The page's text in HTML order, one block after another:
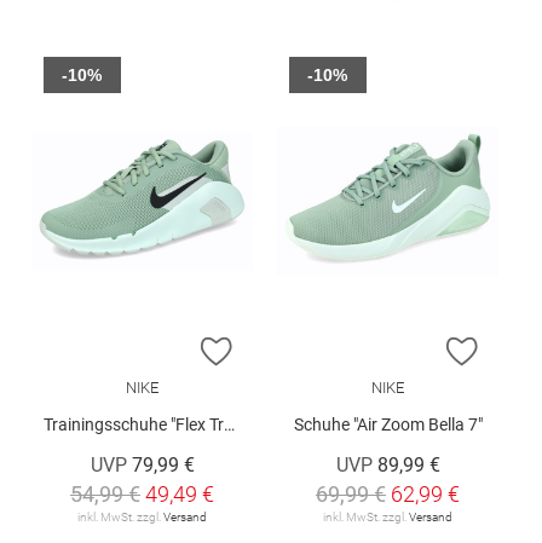
ZUR WUNSCHLISTE HINZUFÜGEN
NIKE
Trainingsschuhe "Flex Train W"
UVP 79,99 €
54,99 €49,49 €
inkl. MwSt. zzgl. Versand
-10%
ZUR
NIKE
Schuhe "Air Zoom Bella 7"
UVP 89,99 €
69,99 € 62,99 €
inkl. MwSt. zzgl. Versand
-10%